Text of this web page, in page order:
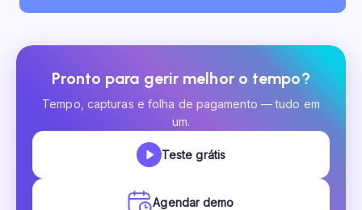
Pronto para gerir melhor o tempo?
Tempo, capturas e folha de pagamento — tudo em
um.
Teste grátis
Agendar demo